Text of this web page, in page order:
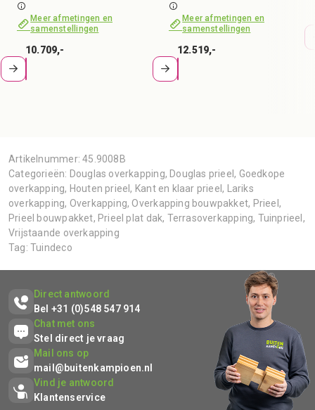
Meer afmetingen en
samenstellingen
10.709,-
Meer afmetingen en
samenstellingen
12.519,-
Artikelnummer:45.9008B
Categorieën: Douglas overkapping, Douglas prieel, Goedkope
overkapping, Houten prieel, Kant en klaar prieel, Lariks
overkapping, Overkapping, Overkapping bouwpakket, Prieel,
Prieel bouwpakket, Prieel plat dak, Terrasoverkapping, Tuinprieel,
Vrijstaande overkapping
Tag:Tuindeco
Direct antwoord
Bel +31 (0)548 547 914
Chat met ons
Stel direct je vraag
Mail ons op
mail@buitenkampioen.nl
Vind je antwoord
Klantenservice